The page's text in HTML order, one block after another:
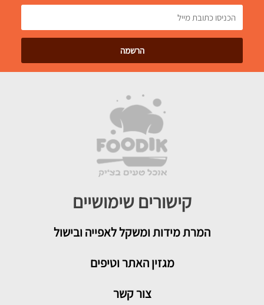
קישורים שימושיים
המרת מידות ומשקל לאפייה ובישול
מגזין האתר וטיפים
צור קשר